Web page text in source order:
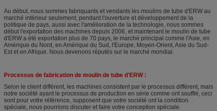
Au début, nous sommes fabriquants et vendants les moulins de tube d'ERW au
marché intérieur seulement, pendant l'ouverture et développement de la
politique de pays, aussi avec l'amélioration de la technologie, nous sommes
début l'exportation des machines depuis 2006, et maintenant le moulin de tube
d'ERW a été exportation plus de 70 pays, le marché principal comme l'Asie, en
Amérique du Nord, en Amérique du Sud, l'Europe, Moyen-Orient, Asie du Sud-
Est et en Afrique. Nous devenons réputés sur le marché mondial.
Processus de fabrication de moulin de tube d'ERW :
Selon le client différent, les machines consistent par le processus différent, mais
notre société ayant le processus de production en série comme ont soufflé, ceci
sont pour votre référence, supposent que votre société ont la condition
spéciale, nous pourrions discuter et faire votre conception spéciale.